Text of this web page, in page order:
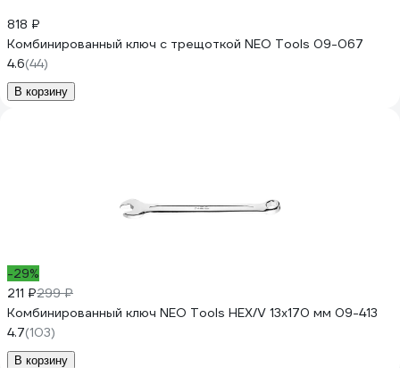
818 ₽
Комбинированный ключ с трещоткой NEO Tools 09-067
4.6(44)
В корзину
-29%
211 ₽299 ₽
Комбинированный ключ NEO Tools HEX/V 13x170 мм 09-413
4.7(103)
В корзину